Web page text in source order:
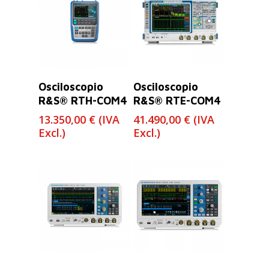
Leer Más
Osciloscopio
R&S® RTH-COM4
13.350,00 € (IVA
Excl.)
Leer Más
Osciloscopio
R&S® RTE-COM4
41.490,00 € (IVA
Excl.)